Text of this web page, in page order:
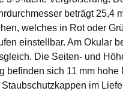
beträgt 25,4
welches in Rot oder
einstellbar. Am Okular
Die Seiten- und
befinden sich 11 mm
im